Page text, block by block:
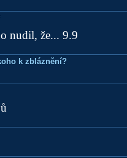
nudil, že... 9.9
k zbláznění?